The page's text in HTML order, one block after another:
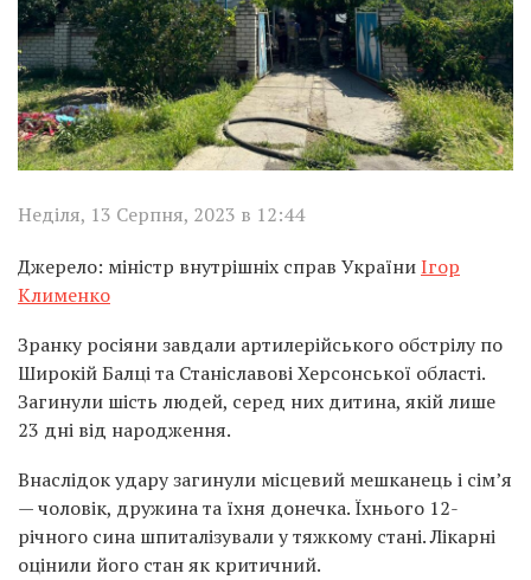
Неділя, 13 Серпня, 2023 в 12:44
Джерело: міністр внутрішніх справ УкраїниІгор
Клименко
Зранку росіяни завдали артилерійського обстрілу по
Широкій Балці та Станіславові Херсонської області.
Загинули шість людей, серед них дитина, якій лише
23 дні від народження.
Внаслідок удару загинули місцевий мешканець і сім’я
— чоловік, дружина та їхня донечка. Їхнього 12-
річного сина шпиталізували у тяжкому стані. Лікарні
оцінили його стан як критичний.